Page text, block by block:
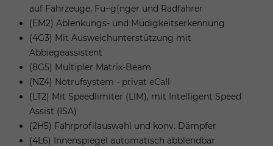
auf Fahrzeuge, Fu~g{nger und Radfahrer
(EM2) Ablenkungs- und Müdigkeitserkennung
(4G3) Mit Ausweichunterstützung mit
Abbiegeassistent
(8G5) Multipler Matrix-Beam
(NZ4) Notrufsystem - privat eCall
(LT2) Mit Speedlimiter (LIM), mit Intelligent Speed
Assist (ISA)
(2H5) Fahrprofilauswahl und konv. Dämpfer
(4L6) Innenspiegel automatisch abblendbar